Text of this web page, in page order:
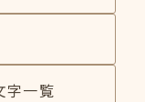
字一覧